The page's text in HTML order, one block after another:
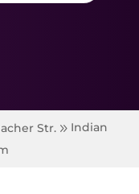
Str.
Indian